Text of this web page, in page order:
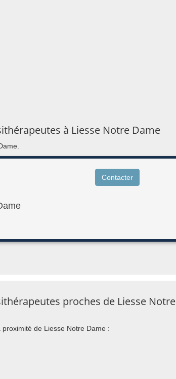
à Liesse Notre Dame
Contacter
proches de Liesse Notre
de Liesse Notre Dame :